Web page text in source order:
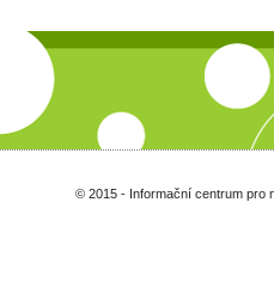
© 2015 - Informační centrum pro